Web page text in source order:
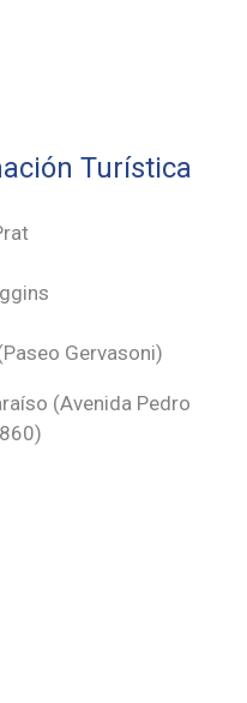
Turística
Paseo Gervasoni)
(Avenida Pedro